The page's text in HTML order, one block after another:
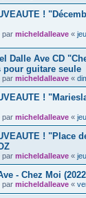
!
par micheldalleave «
Dalle Ave CD
guitare seule
par micheldalleave «
!
par micheldalleave «
! "Place
par micheldalleave «
- Chez Moi
par micheldalleave «